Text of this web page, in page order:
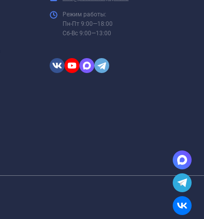
Режим работы:
Пн-Пт 9:00—18:00
Сб-Вс 9:00—13:00